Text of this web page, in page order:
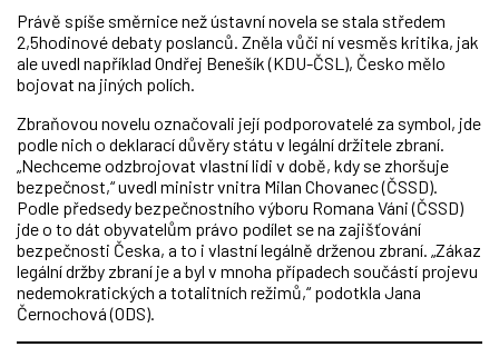
Právě spíše směrnice než ústavní novela se stala středem
2,5hodinové debaty poslanců. Zněla vůči ní vesměs kritika, jak
ale uvedl například Ondřej Benešík (KDU-ČSL), Česko mělo
bojovat na jiných polích.
Zbraňovou novelu označovali její podporovatelé za symbol, jde
podle nich o deklarací důvěry státu v legální držitele zbraní.
„Nechceme odzbrojovat vlastní lidi v době, kdy se zhoršuje
bezpečnost,“ uvedl ministr vnitra Milan Chovanec (ČSSD).
Podle předsedy bezpečnostního výboru Romana Váni (ČSSD)
jde o to dát obyvatelům právo podílet se na zajišťování
bezpečnosti Česka, a to i vlastní legálně drženou zbraní. „Zákaz
legální držby zbraní je a byl v mnoha případech součástí projevu
nedemokratických a totalitních režimů,“ podotkla Jana
Černochová (ODS).